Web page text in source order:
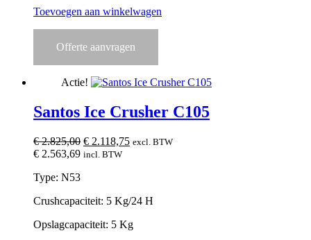
Toevoegen aan winkelwagen
Offerte aanvragen
Actie!
Santos Ice Crusher C105
€2.825,00 Oorspronkelijke
prijs
€ 2.118,75Huidige
excl. BTW
€ 2.563,69 incl. BTW
Type: N53
Crushcapaciteit: 5 Kg/24 H
Opslagcapaciteit: 5 Kg